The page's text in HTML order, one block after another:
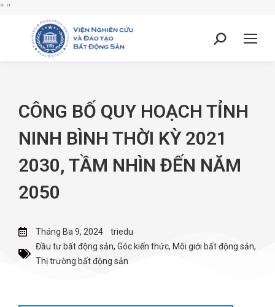
" "
CÔNG BỐ QUY HOẠCH TỈNH
NINH BÌNH THỜI KỲ 2021
2030, TẦM NHÌN ĐẾN NĂM
2050
Tháng Ba 9, 2024
triedu
Đầu tư bất động sản, Góc kiến thức, Môi giới bất động sản,
Thị trường bất động sản